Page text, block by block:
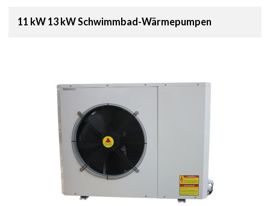
11 kW 13 kW Schwimmbad-Wärmepumpen